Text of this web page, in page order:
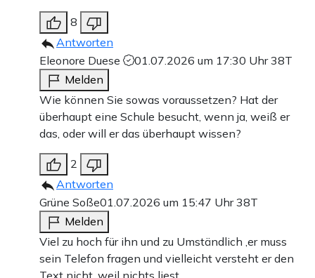
8
Antworten
Eleonore Duese
01.07.2026 um 17:30 Uhr38T
Melden
Wie können Sie sowas voraussetzen? Hat der
überhaupt eine Schule besucht, wenn ja, weiß er
das, oder will er das überhaupt wissen?
2
Antworten
Grüne Soße01.07.2026 um 15:47 Uhr38T
Melden
Viel zu hoch für ihn und zu Umständlich ,er muss
sein Telefon fragen und vielleicht versteht er den